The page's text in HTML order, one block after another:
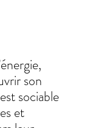
son
sociable
et